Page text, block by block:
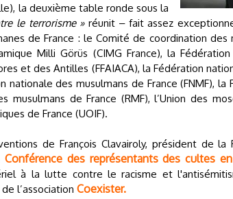
la deuxième table ronde sous la
le terrorisme »réunit ‒ fait assez
de France : le Comité de coordination des
Milli Görüs (CIMG France), la
et des Antilles (FFAIACA), la Fédération
nationale des musulmans de France (FNMF),
musulmans de France (RMF), l’Union des
de France (UOIF).
de François Clavairoly, président de
Conférence des représentants des cultes en
à la lutte contre le racisme et
l’association Coexister.